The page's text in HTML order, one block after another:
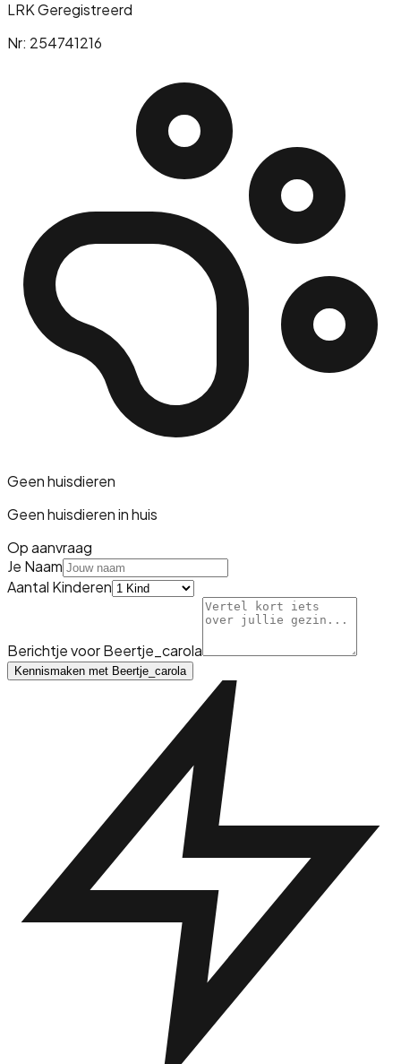
LRK Geregistreerd
Nr: 254741216
Geen huisdieren
Geen huisdieren in huis
Op aanvraag
Je Naam
Aantal Kinderen
Berichtje voorBeertje_carola
Kennismaken met Beertje_carola